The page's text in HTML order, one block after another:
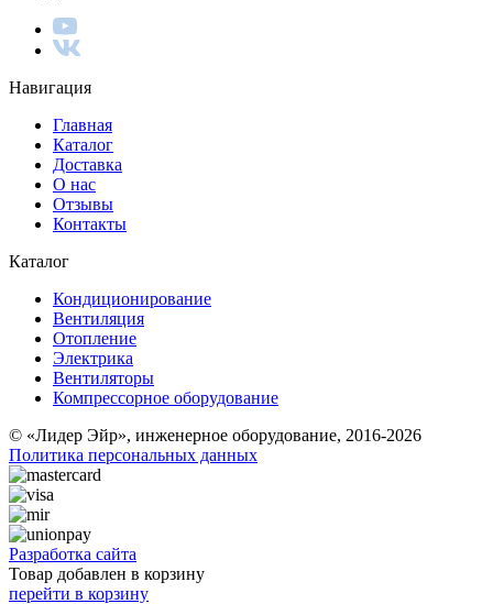
Навигация
Главная
Каталог
Доставка
О нас
Отзывы
Контакты
Каталог
Кондиционирование
Вентиляция
Отопление
Электрика
Вентиляторы
Компрессорное оборудование
© «Лидер Эйр», инженерное оборудование, 2016-2026
Политика персональных данных
Разработка сайта
Товар добавлен в корзину
перейти в корзину